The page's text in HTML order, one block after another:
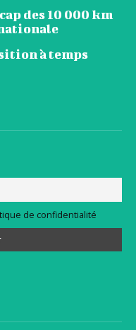
des 10 000 km
à temps
de confidentialité